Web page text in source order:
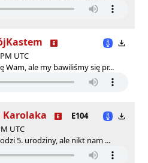
UTC
Wam, ale my bawiliśmy się pr...
Karolaka
E104
UTC
5. urodziny, ale nikt nam ...